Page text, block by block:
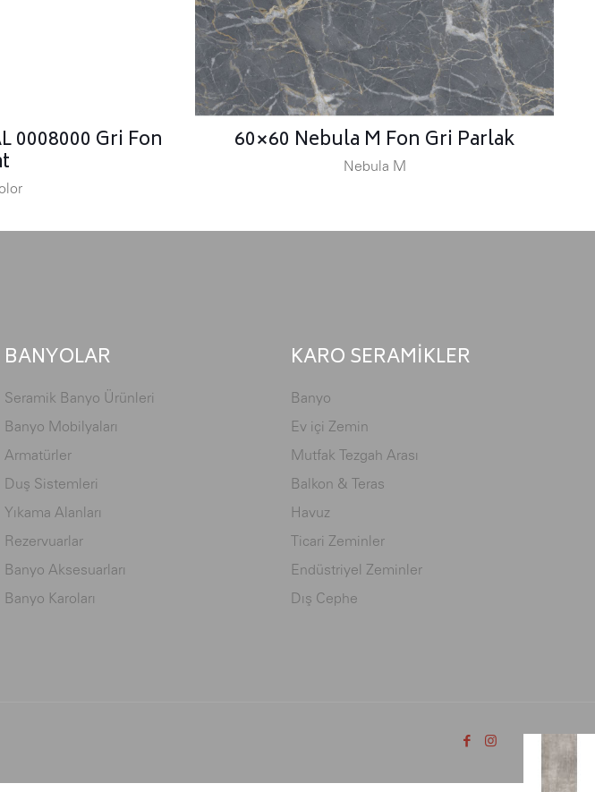
0008000 Gri Fon 60×60 Nebula M Fon Gri Parlak
Nebula M
BANYOLAR
Seramik Banyo Ürünleri
Banyo Mobilyaları
Armatürler
Duş Sistemleri
Yıkama Alanları
Rezervuarlar
Banyo Aksesuarları
Banyo Karoları
KARO SERAMİKLER
Banyo
Ev içi Zemin
Mutfak Tezgah Arası
Balkon & Teras
Havuz
Ticari Zeminler
Endüstriyel Zeminler
Dış Cephe